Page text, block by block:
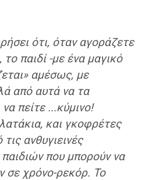
ότι, όταν αγοράζετε
το παιδί -με ένα μαγικό
αμέσως, με
από αυτά να τα
πείτε ...κύμινο!
και γκοφρέτες
ανθυγιεινές
που μπορούν να
σε χρόνο-ρεκόρ. Το